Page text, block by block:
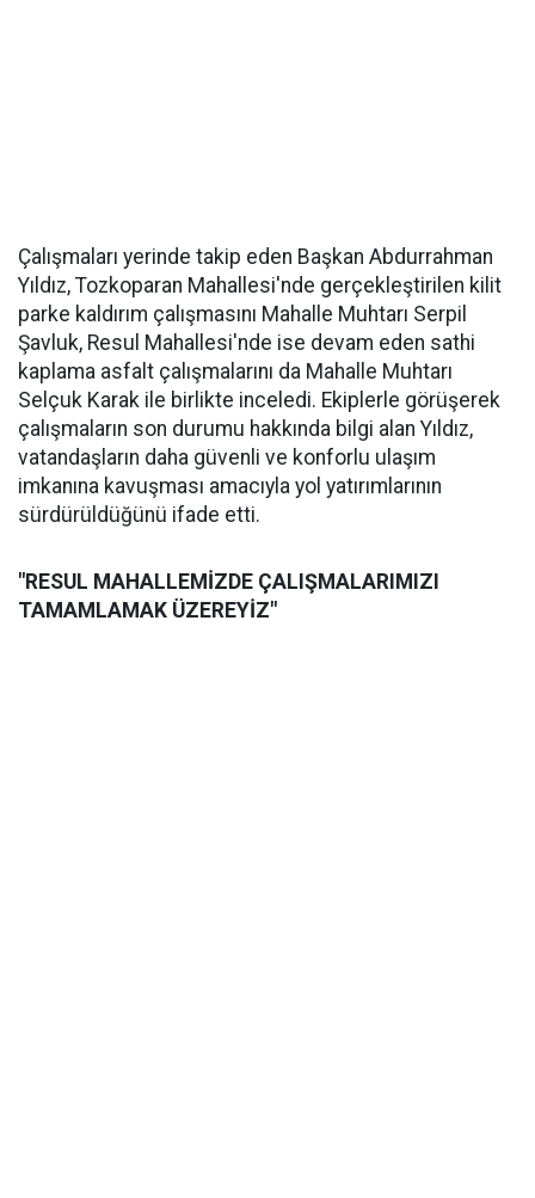
Çalışmaları yerinde takip eden Başkan Abdurrahman
Yıldız, Tozkoparan Mahallesi'nde gerçekleştirilen kilit
parke kaldırım çalışmasını Mahalle Muhtarı Serpil
Şavluk, Resul Mahallesi'nde ise devam eden sathi
kaplama asfalt çalışmalarını da Mahalle Muhtarı
Selçuk Karak ile birlikte inceledi. Ekiplerle görüşerek
çalışmaların son durumu hakkında bilgi alan Yıldız,
vatandaşların daha güvenli ve konforlu ulaşım
imkanına kavuşması amacıyla yol yatırımlarının
sürdürüldüğünü ifade etti.
"RESUL MAHALLEMİZDE ÇALIŞMALARIMIZI
TAMAMLAMAK ÜZEREYİZ"